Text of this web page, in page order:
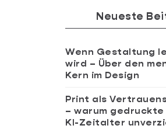
Neueste
Wenn Gestaltung
wird – Über den
Kern im Design
Print als
– warum gedruckte
KI-Zeitalter